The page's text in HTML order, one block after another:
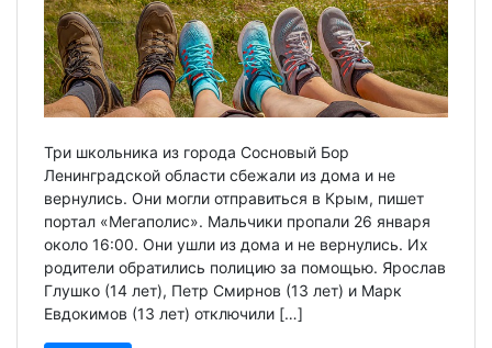
Три школьника из города Сосновый Бор
Ленинградской области сбежали из дома и не
вернулись. Они могли отправиться в Крым, пишет
портал «Мегаполис». Мальчики пропали 26 января
около 16:00. Они ушли из дома и не вернулись. Их
родители обратились полицию за помощью. Ярослав
Глушко (14 лет), Петр Смирнов (13 лет) и Марк
Евдокимов (13 лет) отключили […]